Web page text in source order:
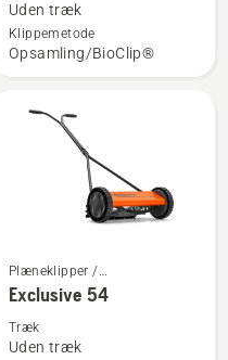
om
Aspire™
LC34-
Uden træk
Klippemetode
Opsamling/BioClip®
Se
flere
detaljer
om
Plæneklipper /
Græsslåmaskine
Exclusive 54
Træk
Uden træk